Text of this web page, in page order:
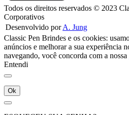
Todos os direitos reservados © 2023
Corporativos
Desenvolvido porA. Jung
Classic Pen Brindes e os cookies:
anúncios e melhorar a sua experiência
navegando, você concorda com a nossa
Entendi
Ok